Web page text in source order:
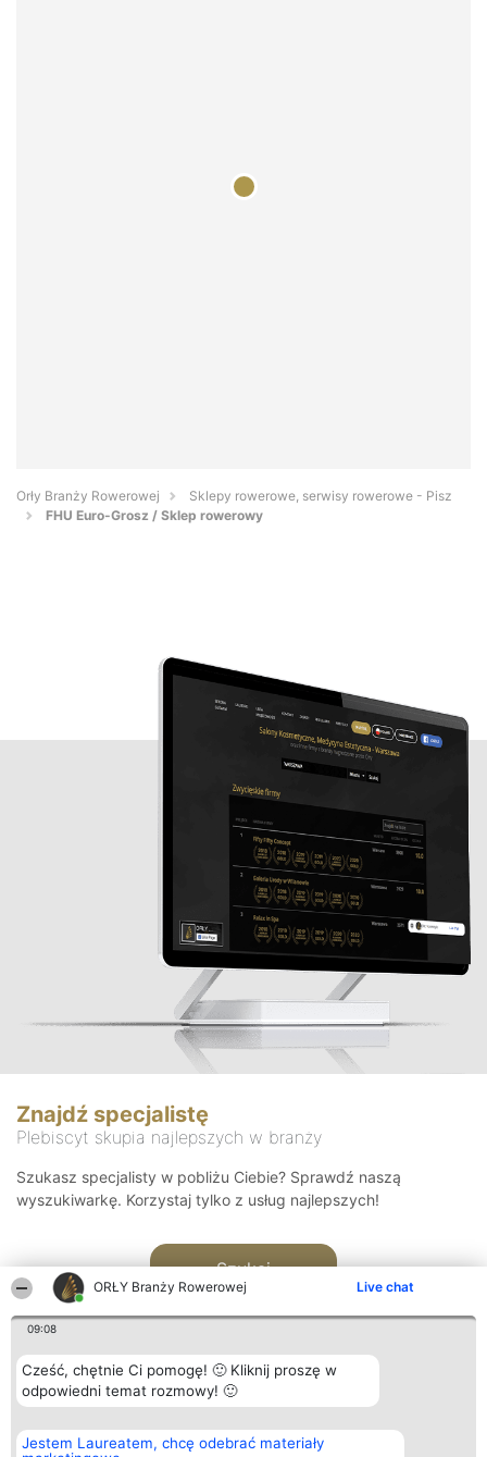
ORŁY Branży Rowerowej Live chat
09:08
Cześć, chętnie Ci pomogę! 🙂 Kliknij proszę w
odpowiedni temat rozmowy! 🙂
Jestem Laureatem, chcę odebrać materiały
Orły Branży Rowerowej
Sklepy rowerowe, serwisy rowerowe - Pisz
FHU Euro-Grosz / Sklep rowerowy
Znajdź specjalistę
Plebiscyt skupia najlepszych w branży
Szukasz specjalisty w pobliżu Ciebie? Sprawdź naszą
wyszukiwarkę. Korzystaj tylko z usług najlepszych!
Szukaj
Organizator plebiscytu
Bright Side Solutions sp. z o.
Plebiscyt
Laureaci
Kontakt
Kontakt